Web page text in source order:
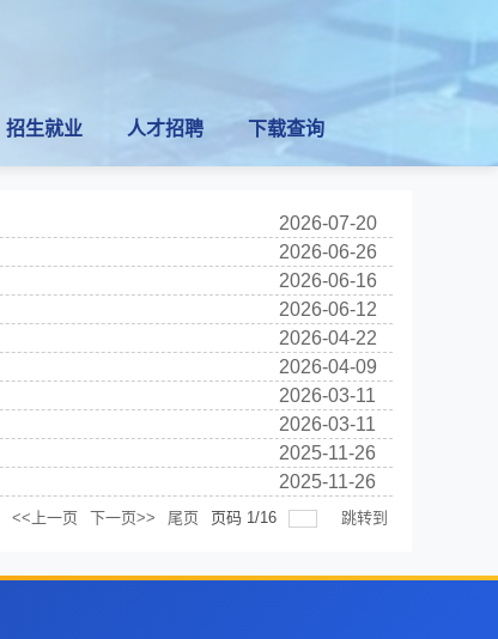
招生就业 人才招聘 下载查询
2026-07-20
2026-06-26
2026-06-16
2026-06-12
2026-04-22
2026-04-09
2026-03-11
2026-03-11
2025-11-26
2025-11-26
<<上一页 下一页>> 尾页 页码 1/16 跳转到